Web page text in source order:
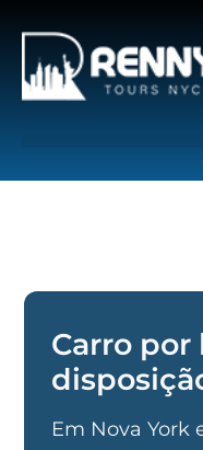
Carro por
Em Nova York